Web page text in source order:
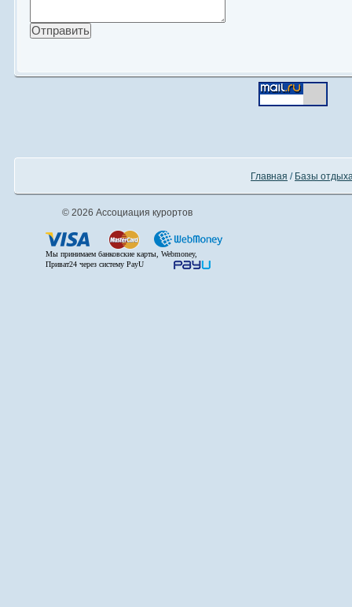
Главная / Базы
© 2026 Ассоциация курортов
Мы принимаем банковские карты, Webmoney,
Приват24 через систему PayU